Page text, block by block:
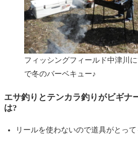
冬の釣り、防寒対策は?
フィッシングフィールド中津川
で冬のバーベキュー♪
エサ釣りとテンカラ釣りがビギナ
は?
リールを使わないので道具がとっ